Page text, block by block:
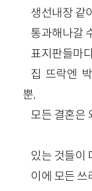
생선내장 같
통과해나갈
표지판들마
집 뜨락엔
뿐,
모든 결혼은
있는 것들이
이에 모든